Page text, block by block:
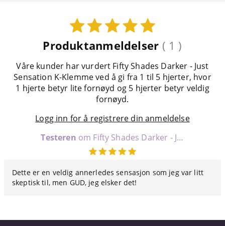
Produktanmeldelser ( 1 )
Våre kunder har vurdert Fifty Shades Darker - Just
Sensation K-Klemme ved å gi fra 1 til 5 hjerter, hvor
1 hjerte betyr lite fornøyd og 5 hjerter betyr veldig
fornøyd.
Logg inn for å registrere din anmeldelse
Testeren om Fifty Shades Darker - Just Sensation K-Klemme
Dette er en veldig annerledes sensasjon som jeg var litt
skeptisk til, men GUD, jeg elsker det!